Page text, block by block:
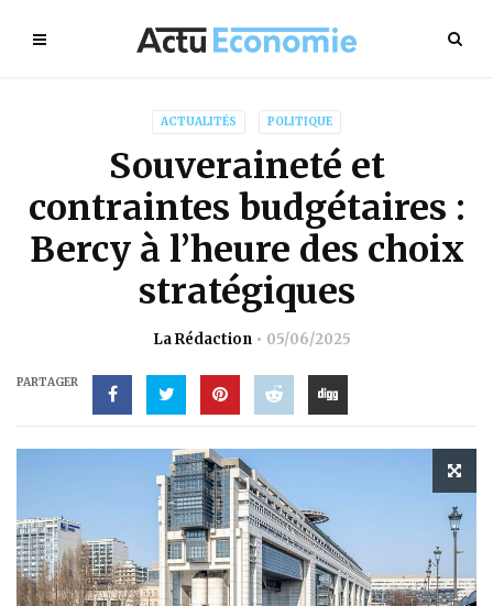
ACTUALITÉS POLITIQUE
Souveraineté et
contraintes budgétaires :
Bercy à l’heure des choix
stratégiques
La Rédaction 05/06/2025
PARTAGER